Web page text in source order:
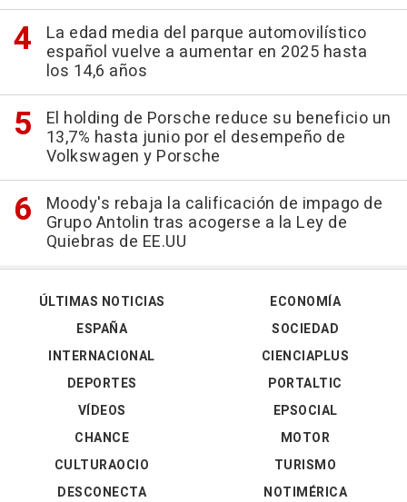
La edad media del parque automovilístico
español vuelve a aumentar en 2025 hasta
los 14,6 años
El holding de Porsche reduce su beneficio un
13,7% hasta junio por el desempeño de
Volkswagen y Porsche
Moody's rebaja la calificación de impago de
Grupo Antolin tras acogerse a la Ley de
Quiebras de EE.UU
ÚLTIMAS NOTICIAS
ESPAÑA
INTERNACIONAL
DEPORTES
VÍDEOS
ECONOMÍA
SOCIEDAD
CIENCIAPLUS
PORTALTIC
EPSOCIAL
CHANCE
CULTURAOCIO
DESCONECTA
MOTOR
TURISMO
NOTIMÉRICA